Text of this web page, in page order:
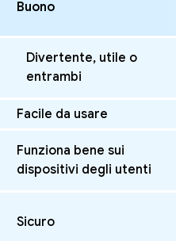
Buono
Divertente, utile o
entrambi
Facile da usare
Funziona bene sui
dispositivi degli utenti
Sicuro